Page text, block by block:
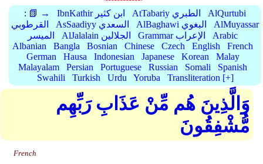
: 📗 → IbnKathir ابن كثير AtTabariy الطبري
AlQurtubi
القرطوبي
AsSaadiyy السعدي AlBaghawi البغوي
AlMuyassar
الميسر
AlJalalain الجلالين Grammar الإعراب
Arabic
Albanian
Bangla Bosnian Chinese Czech English
French
German
Hausa Indonesian Japanese Korean
Malay
Malayalam
Persian Portuguese Russian Somali
Spanish
Swahili
Turkish Urdu Yoruba Transliteration [+]
وَالَّذِينَ هُم مِّنْ عَذَابِ رَبِّهِم
مُّشْفِقُونَ
French